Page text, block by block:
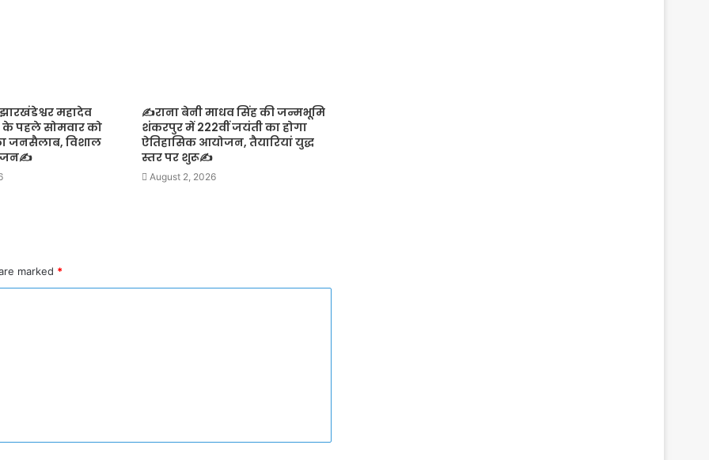
महादेव
पहले सोमवार को
जनसैलाब, विशाल
✍️राना बेनी माधव सिंह की जन्मभूमि
शंकरपुर में 222वीं जयंती का होगा
ऐतिहासिक आयोजन, तैयारियां युद्ध
स्तर पर शुरू✍️
August 2, 2026
marked *